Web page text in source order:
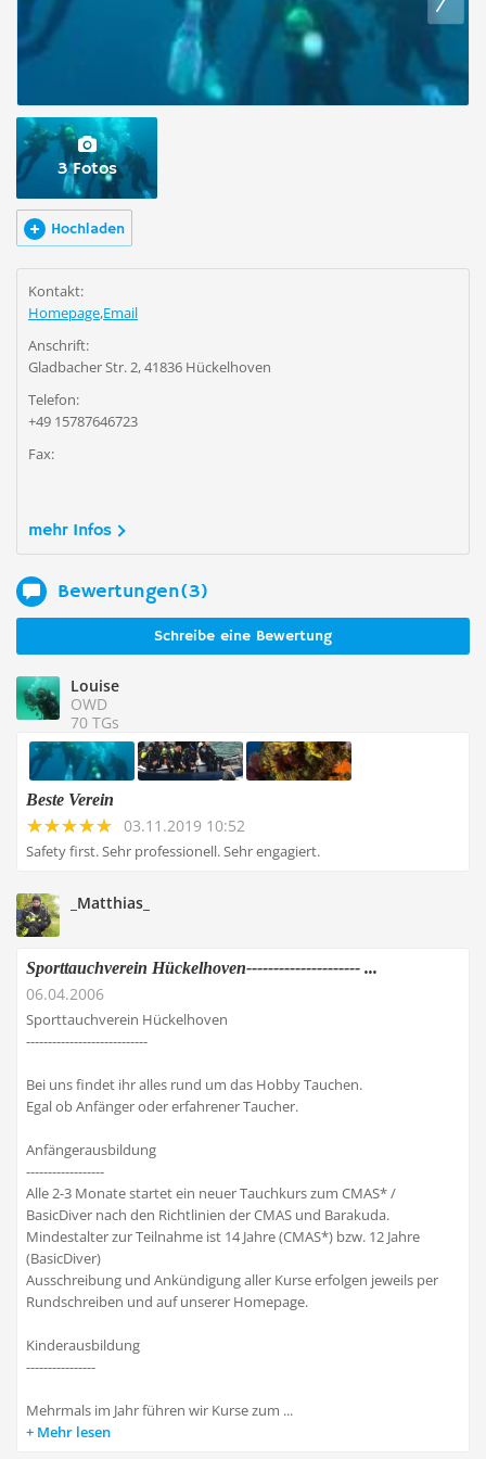
3 Fotos
Hochladen
Kontakt:
Homepage,Email
Anschrift:
Gladbacher Str. 2, 41836 Hückelhoven
Telefon:
+49 15787646723
Fax:
mehr Infos
Bewertungen(3)
Schreibe eine Bewertung
Louise
OWD
70 TGs
Beste Verein
03.11.2019 10:52
Safety first. Sehr professionell. Sehr engagiert.
_Matthias_
Sporttauchverein Hückelhoven--------------------- ...
06.04.2006
Sporttauchverein Hückelhoven
----------------------------
Bei uns findet ihr alles rund um das Hobby Tauchen.
Egal ob Anfänger oder erfahrener Taucher.
Anfängerausbildung
------------------
Alle 2-3 Monate startet ein neuer Tauchkurs zum CMAS* /
BasicDiver nach den Richtlinien der CMAS und Barakuda.
Mindestalter zur Teilnahme ist 14 Jahre (CMAS*) bzw. 12 Jahre
(BasicDiver)
Ausschreibung und Ankündigung aller Kurse erfolgen jeweils per
Rundschreiben und auf unserer Homepage.
Kinderausbildung
----------------
Mehrmals im Jahr führen wir Kurse zum ...
Mehr lesen